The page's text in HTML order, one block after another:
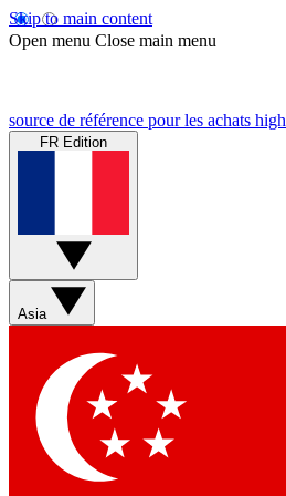
Skip to main content
Open menu Close main menu
source de référence pour les achats
FR Edition
Asia